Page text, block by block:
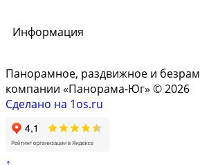
Информация
Панорамное, раздвижное и
компании «Панорама-Юг» © 2026
Сделано на 1os.ru